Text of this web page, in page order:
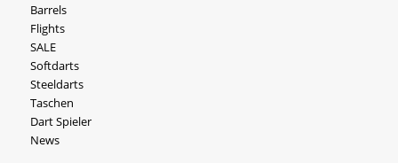
Barrels
Flights
SALE
Softdarts
Steeldarts
Taschen
Dart Spieler
News